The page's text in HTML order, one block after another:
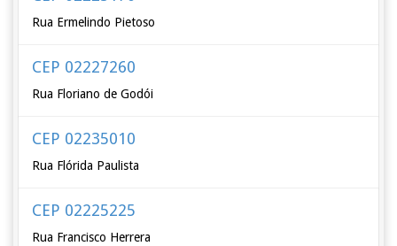
Rua Ermelindo Pietoso
CEP 02227260
Rua Floriano de Godói
CEP 02235010
Rua Flórida Paulista
CEP 02225225
Rua Francisco Herrera